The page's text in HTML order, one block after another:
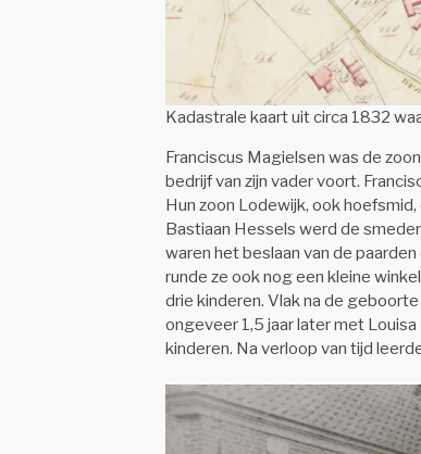
Kadastrale kaart uit circa 1832
Franciscus Magielsen was de
bedrijf van zijn vader voort.
Hun zoon Lodewijk, ook
Bastiaan Hessels werd de
waren het beslaan van de
runde ze ook nog een kleine
drie kinderen. Vlak na de
ongeveer 1,5 jaar later met
kinderen. Na verloop van tijd